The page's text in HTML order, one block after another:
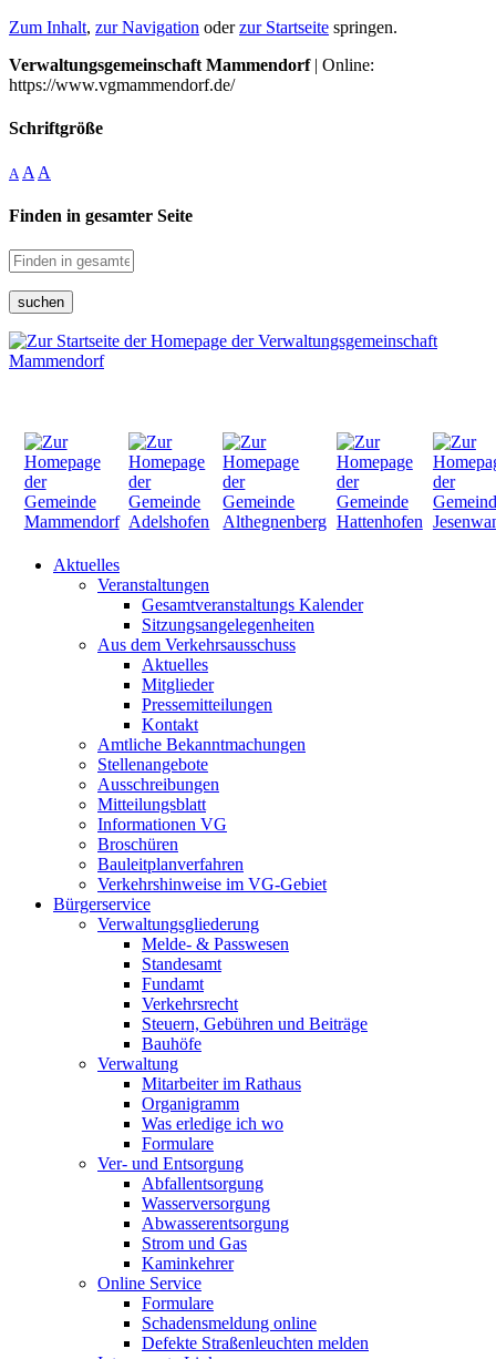
Zum Inhalt, zur Navigation oderzur Startseite springen.
Verwaltungsgemeinschaft Mammendorf| Online:
https://www.vgmammendorf.de/
Schriftgröße
A A A
Finden in gesamter Seite
suchen
Aktuelles
Veranstaltungen
Gesamtveranstaltungs Kalender
Sitzungsangelegenheiten
Aus dem Verkehrsausschuss
Aktuelles
Mitglieder
Pressemitteilungen
Kontakt
Amtliche Bekanntmachungen
Stellenangebote
Ausschreibungen
Mitteilungsblatt
Informationen VG
Broschüren
Bauleitplanverfahren
Verkehrshinweise im VG-Gebiet
Bürgerservice
Verwaltungsgliederung
Melde- & Passwesen
Standesamt
Fundamt
Verkehrsrecht
Steuern, Gebühren und Beiträge
Bauhöfe
Verwaltung
Mitarbeiter im Rathaus
Organigramm
Was erledige ich wo
Formulare
Ver- und Entsorgung
Abfallentsorgung
Wasserversorgung
Abwasserentsorgung
Strom und Gas
Kaminkehrer
Online Service
Formulare
Schadensmeldung online
Defekte Straßenleuchten melden